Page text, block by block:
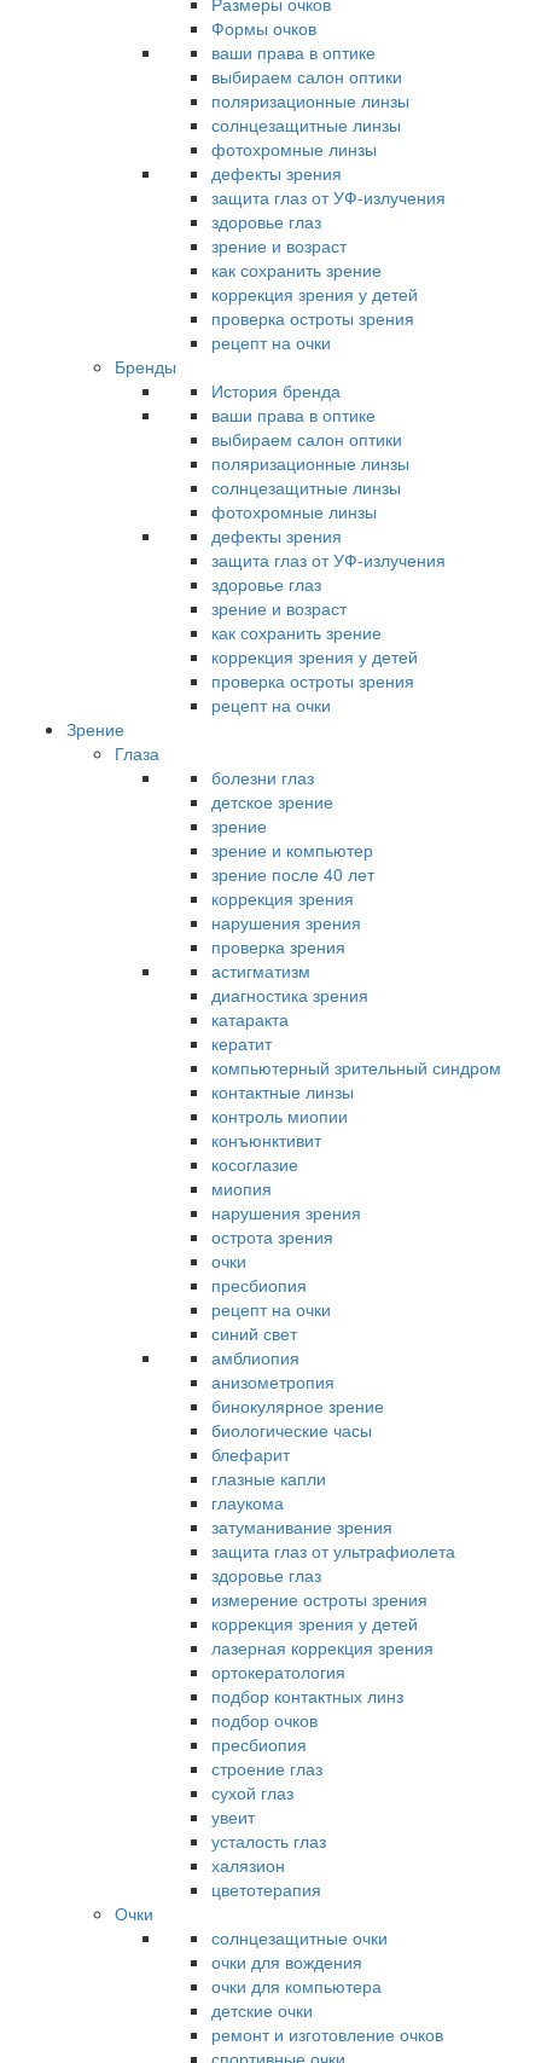
Формы очков
ваши права в оптике
выбираем салон оптики
поляризационные линзы
солнцезащитные линзы
фотохромные линзы
дефекты зрения
защита глаз от УФ-излучения
здоровье глаз
зрение и возраст
как сохранить зрение
коррекция зрения у детей
проверка остроты зрения
рецепт на очки
Бренды
История бренда
ваши права в оптике
выбираем салон оптики
поляризационные линзы
солнцезащитные линзы
фотохромные линзы
дефекты зрения
защита глаз от УФ-излучения
здоровье глаз
зрение и возраст
как сохранить зрение
коррекция зрения у детей
проверка остроты зрения
рецепт на очки
Зрение
Глаза
болезни глаз
детское зрение
зрение
зрение и компьютер
зрение после 40 лет
коррекция зрения
нарушения зрения
проверка зрения
астигматизм
диагностика зрения
катаракта
кератит
компьютерный зрительный синдром
контактные линзы
контроль миопии
конъюнктивит
косоглазие
миопия
нарушения зрения
острота зрения
очки
пресбиопия
рецепт на очки
синий свет
амблиопия
анизометропия
бинокулярное зрение
биологические часы
блефарит
глазные капли
глаукома
затуманивание зрения
защита глаз от ультрафиолета
здоровье глаз
измерение остроты зрения
коррекция зрения у детей
лазерная коррекция зрения
ортокератология
подбор контактных линз
подбор очков
пресбиопия
строение глаз
сухой глаз
увеит
усталость глаз
халязион
цветотерапия
Очки
солнцезащитные очки
очки для вождения
очки для компьютера
детские очки
ремонт и изготовление очков